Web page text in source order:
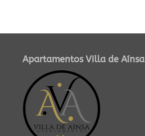
Apartamentos Villa de Aínsa